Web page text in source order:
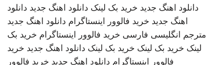
دانلود اهنگ جدید خرید بک لینک دانلود اهنگ جدید دانلود
اهنگ جدید خرید فالوور اینستاگرام دانلود اهنگ جدید
مترجم انگلیسی فارسی خرید فالوور اینستاگرام خرید بک
لینک خرید بک لینک خرید بک لینک دانلود اهنگ جدید خرید
فالوور اینستاگرام دانلود اهنگ جدید خرید فالوور